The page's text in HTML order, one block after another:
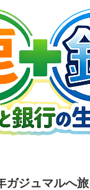
ガジュマルへ旅